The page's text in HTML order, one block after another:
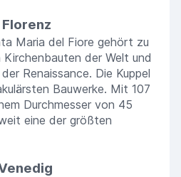
Maria del Fiore gehört zu
der Welt und
Renaissance. Die Kuppel
Bauwerke. Mit 107
Durchmesser von 45
eine der größten